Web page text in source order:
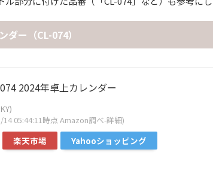
ー（CL-074）
2024年卓上カレンダー
14 05:44:11時点 Amazon調べ-詳細)
楽天市場 Yahooショッピング